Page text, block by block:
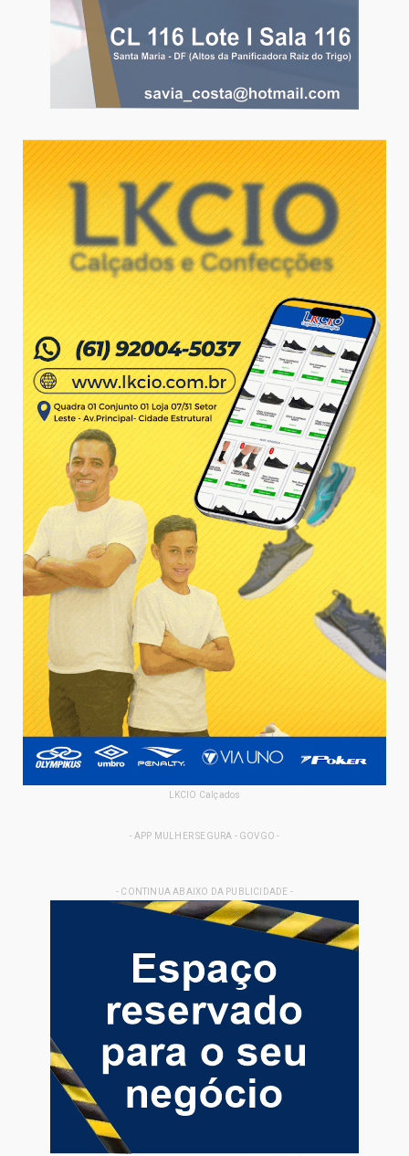
LKCIO Calçados
- APP MULHER SEGURA - GOVGO -
- CONTINUA ABAIXO DA PUBLICIDADE -